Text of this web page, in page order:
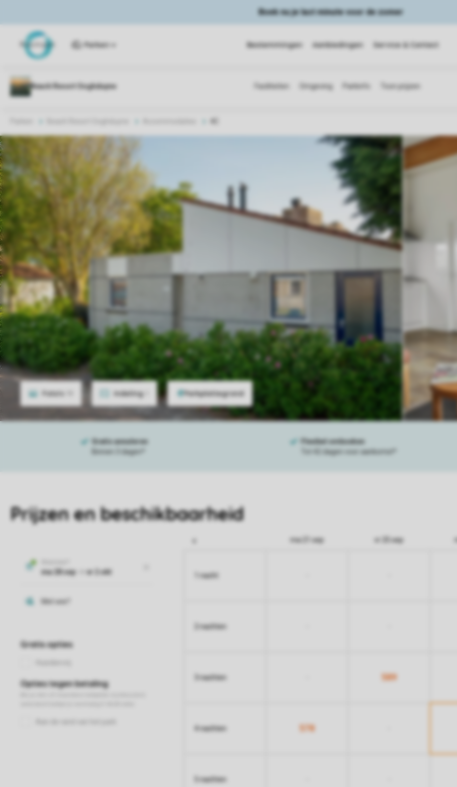
Boek nu je last minute voor de zomer
Parken Bestemmingen Aanbiedingen Service & Contact
Foto's Indeling
Prijzen en beschikbaarheid
ma 21 sep vr 25 sep
1 nacht
2 nachten
3 nachten 589
4 nachten 578
5 nachten